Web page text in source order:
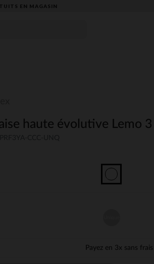
EN MAGASIN​
haute évolutive Lemo
Payez en 3x sans